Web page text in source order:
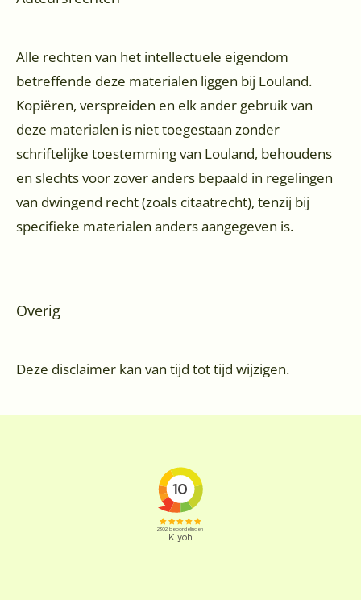
Alle rechten van het intellectuele eigendom
betreffende deze materialen liggen bij Louland.
Kopiëren, verspreiden en elk ander gebruik van
deze materialen is niet toegestaan zonder
schriftelijke toestemming van Louland, behoudens
en slechts voor zover anders bepaald in regelingen
van dwingend recht (zoals citaatrecht), tenzij bij
specifieke materialen anders aangegeven is.
Overig
Deze disclaimer kan van tijd tot tijd wijzigen.